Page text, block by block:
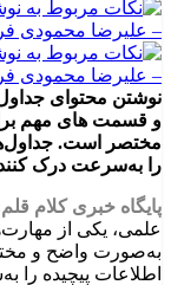
و قسمت های مهم
مختصر است. جداول‌ها
را به‌سرعت درک
پایگاه خبری کلام
علمی، یکی از
به‌صورت واضح و
اطلاعات پیچیده را